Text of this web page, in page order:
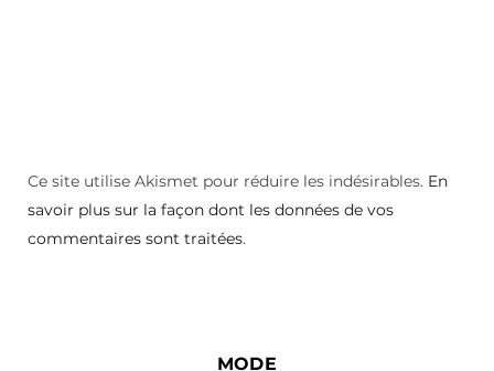
Ce site utilise Akismet pour réduire les indésirables. En
savoir plus sur la façon dont les données de vos
commentaires sont traitées.
MODE